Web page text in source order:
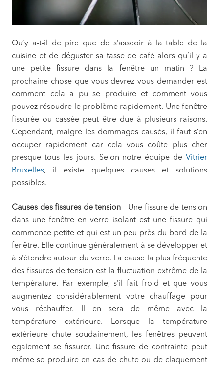
Qu’y a-t-il de pire que de s’asseoir à la table de la
cuisine et de déguster sa tasse de café alors qu’il y a
une petite fissure dans la fenêtre un matin ? La
prochaine chose que vous devrez vous demander est
comment cela a pu se produire et comment vous
pouvez résoudre le problème rapidement. Une fenêtre
fissurée ou cassée peut être due à plusieurs raisons.
Cependant, malgré les dommages causés, il faut s’en
occuper rapidement car cela vous coûte plus cher
presque tous les jours. Selon notre équipe de Vitrier
Bruxelles, il existe quelques causes et solutions
possibles.
Causes des fissures de tension – Une fissure de tension
dans une fenêtre en verre isolant est une fissure qui
commence petite et qui est un peu près du bord de la
fenêtre. Elle continue généralement à se développer et
à s’étendre autour du verre. La cause la plus fréquente
des fissures de tension est la fluctuation extrême de la
température. Par exemple, s’il fait froid et que vous
augmentez considérablement votre chauffage pour
vous réchauffer. Il en sera de même avec la
température extérieure. Lorsque la température
extérieure chute soudainement, les fenêtres peuvent
également se fissurer. Une fissure de contrainte peut
même se produire en cas de chute ou de claquement